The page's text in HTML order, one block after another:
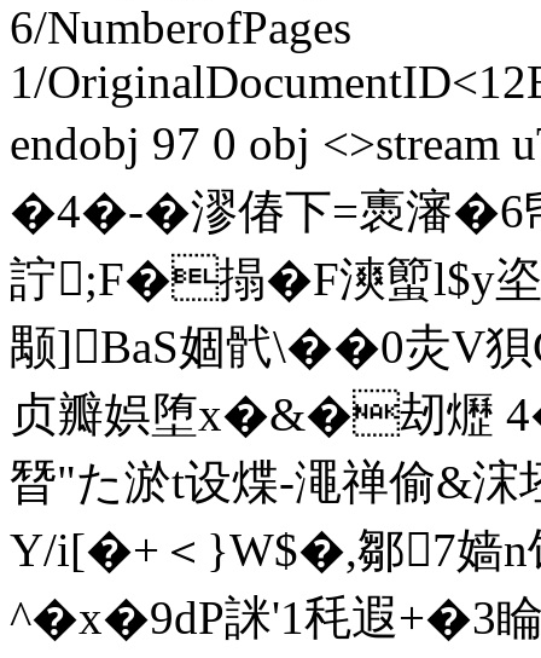
6/NumberofPages
1/
endobj 97 0 obj <>stream
�4�-�漻偆下=褭瀋�6
詝;F�搨�F漺蠞
颙]BaS婟骮\��0灻V
贞瓣娯堕x�&�刼爏
朁"た淤t设煠-澠禅偷&浨
Y/i[�+＜}W$�,鄒7嫱
^� x�9dP詸'1秏遐+�3睔